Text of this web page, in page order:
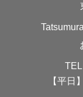
TEL
【平日